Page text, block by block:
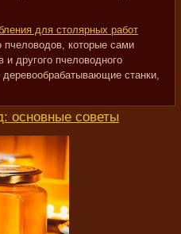
для столярных работ
которые сами
и другого пчеловодного
станки,
основные советы